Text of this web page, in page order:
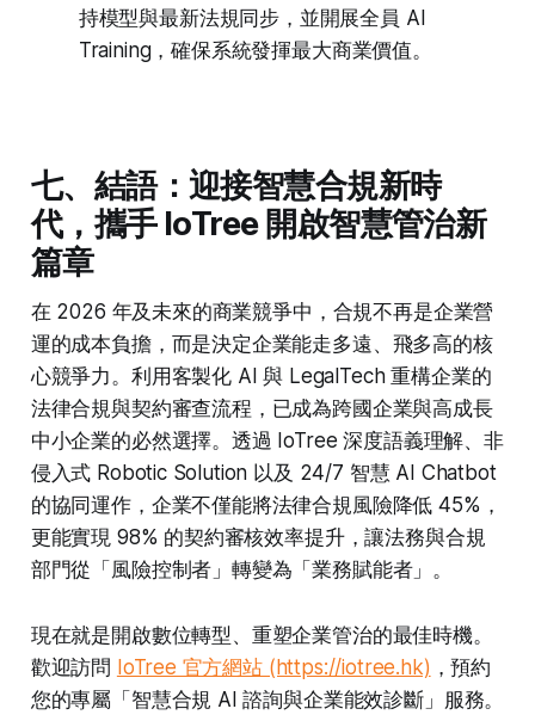
持模型與最新法規同步，並開展全員 AI
Training，確保系統發揮最大商業價值。
七、結語：迎接智慧合規新時
代，攜手 IoTree 開啟智慧管治新
篇章
在 2026 年及未來的商業競爭中，合規不再是企業營
運的成本負擔，而是決定企業能走多遠、飛多高的核
心競爭力。利用客製化 AI 與 LegalTech 重構企業的
法律合規與契約審查流程，已成為跨國企業與高成長
中小企業的必然選擇。透過 IoTree 深度語義理解、非
侵入式 Robotic Solution 以及 24/7 智慧 AI Chatbot
的協同運作，企業不僅能將法律合規風險降低 45%，
更能實現 98% 的契約審核效率提升，讓法務與合規
部門從「風險控制者」轉變為「業務賦能者」。
現在就是開啟數位轉型、重塑企業管治的最佳時機。
歡迎訪問 IoTree 官方網站 (https://iotree.hk) ，預約
您的專屬「智慧合規 AI 諮詢與企業能效診斷」服務。